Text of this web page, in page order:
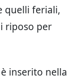
quelli feriali,
riposo per
è inserito nella